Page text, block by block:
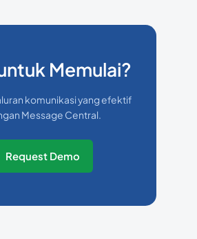
Memulai?
komunikasi yang efektif
Message Central.
Request Demo